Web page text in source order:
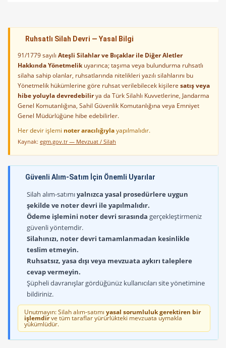
Ruhsatlı Silah Devri — Yasal Bilgi
91/1779 sayılı Ateşli Silahlar ve Bıçaklar ile Diğer Aletler
Hakkında Yönetmelikuyarınca; taşıma veya bulundurma ruhsatlı
silaha sahip olanlar, ruhsatlarında nitelikleri yazılı silahlarını bu
Yönetmelik hükümlerine göre ruhsat verilebilecek kişilere satış veya
hibe yoluyla devredebilirya da Türk Silahlı Kuvvetlerine, Jandarma
Genel Komutanlığına, Sahil Güvenlik Komutanlığına veya Emniyet
Genel Müdürlüğüne hibe edebilirler.
Her devir işlemi noter aracılığıylayapılmalıdır.
Kaynak: egm.gov.tr — Mevzuat / Silah
Güvenli Alım-Satım İçin Önemli Uyarılar
Silah alım-satımıyalnızca yasal prosedürlere uygun
şekilde ve noter devri ile yapılmalıdır.
Ödeme işlemini noter devri sırasında gerçekleştirmeniz
güvenli yöntemdir.
Silahınızı, noter devri tamamlanmadan kesinlikle
teslim etmeyin.
Ruhsatsız, yasa dışı veya mevzuata aykırı taleplere
cevap vermeyin.
Şüpheli davranışlar gördüğünüz kullanıcıları site yönetimine
bildiriniz.
Unutmayın: Silah alım-satımı yasal sorumluluk gerektiren bir
işlemdirve tüm taraflar yürürlükteki mevzuata uymakla
yükümlüdür.